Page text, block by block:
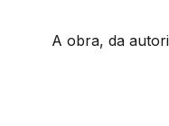
A obra, da